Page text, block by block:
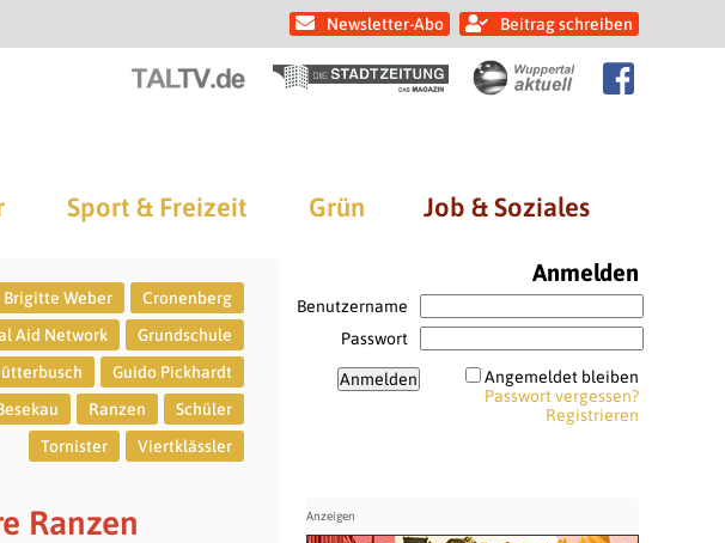
Newsletter-Abo Beitrag schreiben
Sport & Freizeit Grün Job & Soziales
Brigitte Weber
Cronenberg
Aid Network
Grundschule
Guido Pickhardt
Ranzen
Schüler
Tornister
Viertklässler
Ranzen
Anmelden
Benutzername
Passwort
Angemeldet bleiben
Passwort vergessen?
Registrieren